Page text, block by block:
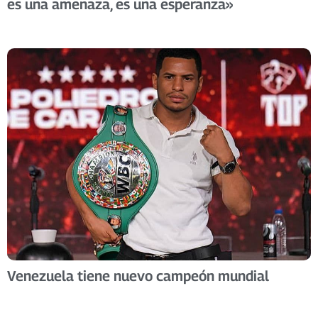
es una amenaza, es una esperanza»
Venezuela tiene nuevo campeón mundial